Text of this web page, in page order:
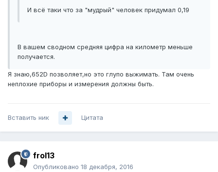
И всё таки что за "мудрый" человек придумал 0,19
В вашем сводном средняя цифра на километр меньше
получается.
Я знаю,652D позволяет,но это глупо выжимать. Там очень
неплохие приборы и измерения должны быть.
Вставить ник Цитата
frol13
Опубликовано 18 декабря, 2016